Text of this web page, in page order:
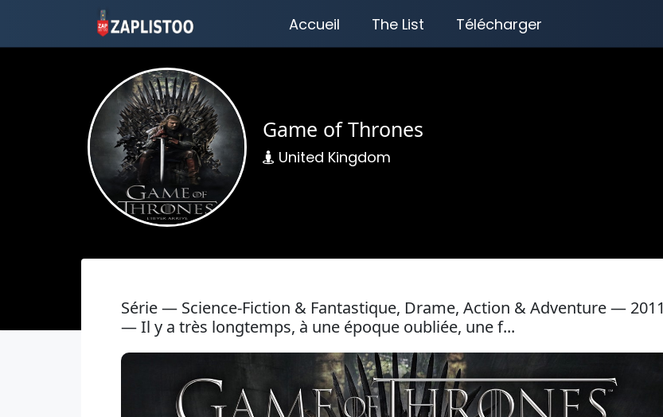
Accueil The List Télécharger
Game of Thrones
United Kingdom
Série — Science-Fiction & Fantastique, Drame, Action & Adventure — 2011
— Il y a très longtemps, à une époque oubliée, une f...